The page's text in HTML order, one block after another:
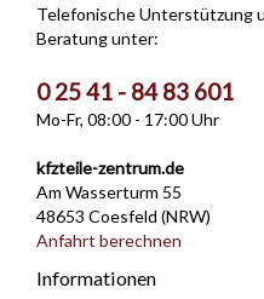
Telefonische Unterstützung
Beratung unter:
0 25 41 - 84 83 601
Mo-Fr, 08:00 - 17:00 Uhr
kfzteile-zentrum.de
Am Wasserturm 55
48653 Coesfeld (NRW)
Anfahrt berechnen
Informationen